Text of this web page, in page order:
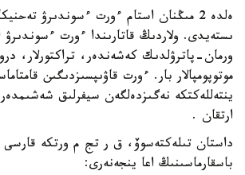
ەلدە 2 مىڭنان استام ءورت ءسوندىرۋ
ىستەيدى. ولاردىڭ قاتارىندا ءورت ءسوندىرۋ
ورمان-پاترۋلدىك كەشەندەر، تراكتورلار،
موتوپومپالار بار. ءورت قاۋىپسىزدىگىن
ينتەللەكتكە نەگىزدەلگەن سيفرلىق
ارتقان .
داستان تىلەكتەسوۆ، ق ر تج م ورتكە قارسى
باسقارماسىنىڭ اعا ينجەنەرى: